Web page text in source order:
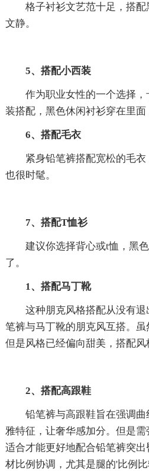
格子衬衫文艺范十足，搭
文静。
5、搭配小西装
作为职业女性的一个选择
装搭配，黑色休闲衬衫穿在里面
6、搭配毛衣
紧身铅笔裤搭配宽松的毛
也很时髦。
7、搭配T恤衫
建议你选择背心或t恤，黑
了。
1、搭配马丁靴
这种朋克风格搭配从没有
笔裤与马丁靴的朋克风互搭。虽
但是风格已经偏向甜美，搭配风
2、搭配高跟鞋
铅笔裤与高跟鞋旨在强调
雅特征，让奢华感加分。但是
适合才能更好地配合铅笔裤突
材比例协调，尤其是腿的'比例